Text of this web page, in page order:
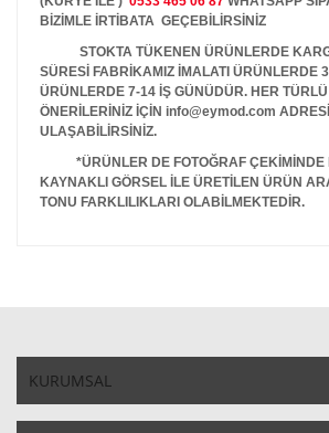
BİZİMLE İRTİBATA GEÇEBİLİRSİNİZ
STOKTA TÜKENEN ÜRÜNLERDE
SÜRESİ FABRİKAMIZ İMALATI ÜRÜNLERDE
ÜRÜNLERDE 7-14 İŞ GÜNÜDÜR. HER
ÖNERİLERİNİZ İÇİN info@eymod.com
ULAŞABİLİRSİNİZ.
*ÜRÜNLER DE FOTOĞRAF ÇEKİMİNDE
KAYNAKLI GÖRSEL İLE ÜRETİLEN ÜRÜN
TONU FARKLILIKLARI OLABİLMEKTEDİR.
KURUMSAL